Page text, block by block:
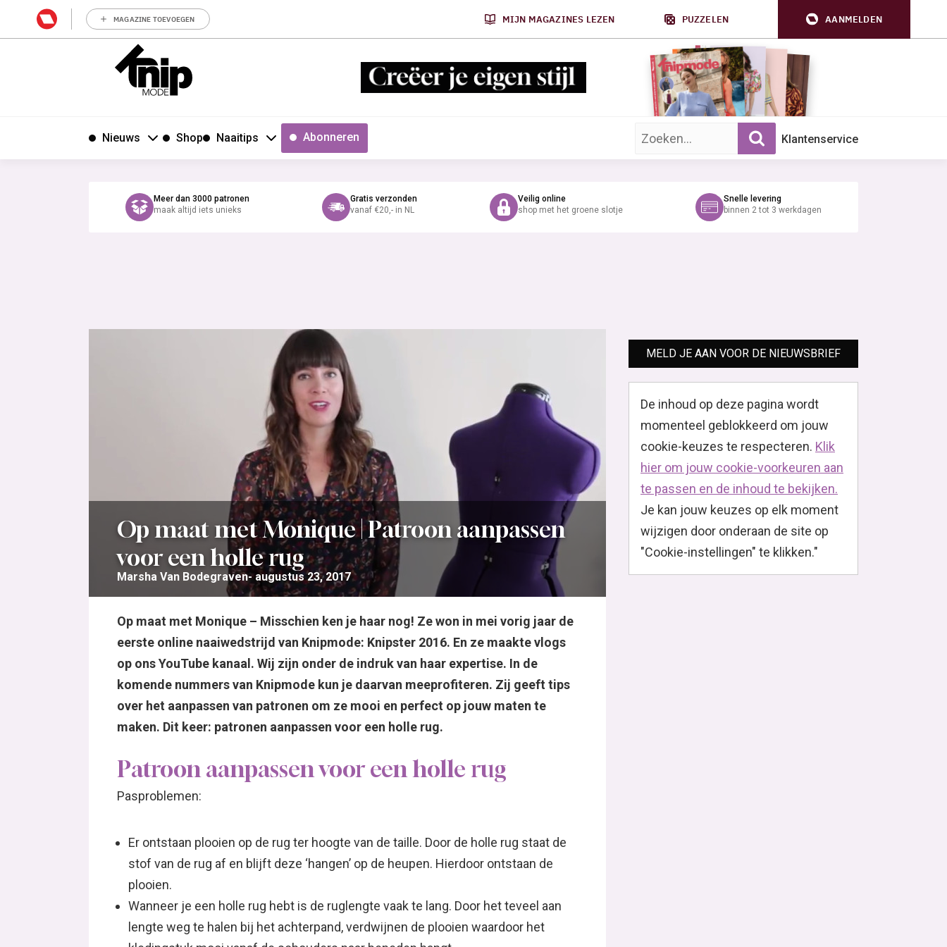
MAGAZINE TOEVOEGEN MIJN MAGAZINES LEZEN PUZZELEN AANMELDEN
Nieuws Shop Naaitips Abonneren Zoek op trefwoord: Klantenservice
Meer dan 3000 patronen
maak altijd iets unieks
Gratis verzonden
vanaf €20,- in NL
Veilig online
shop met het groene slotje
Snelle levering
binnen 2 tot 3 werkdagen
Op maat met Monique | Patroon aanpassen
voor een holle rug
Marsha Van Bodegraven augustus 23, 2017
Op maat met Monique – Misschien ken je haar nog! Ze won in mei vorig jaar de
eerste online naaiwedstrijd van Knipmode: Knipster 2016. En ze maakte vlogs
op ons YouTube kanaal. Wij zijn onder de indruk van haar expertise. In de
komende nummers van Knipmode kun je daarvan meeprofiteren. Zij geeft tips
over het aanpassen van patronen om ze mooi en perfect op jouw maten te
maken. Dit keer: patronen aanpassen voor een holle rug.
Patroon aanpassen voor een holle rug
Pasproblemen:
Er ontstaan plooien op de rug ter hoogte van de taille. Door de holle rug staat de
stof van de rug af en blijft deze ‘hangen’ op de heupen. Hierdoor ontstaan de
plooien.
Wanneer je een holle rug hebt is de ruglengte vaak te lang. Door het teveel aan
lengte weg te halen bij het achterpand, verdwijnen de plooien waardoor het
MELD JE AAN VOOR DE NIEUWSBRIEF
De inhoud op deze pagina wordt
momenteel geblokkeerd om jouw
cookie-keuzes te respecteren. Klik
hier om jouw cookie-voorkeuren aan
te passen en de inhoud te bekijken.
Je kan jouw keuzes op elk moment
wijzigen door onderaan de site op
"Cookie-instellingen" te klikken."